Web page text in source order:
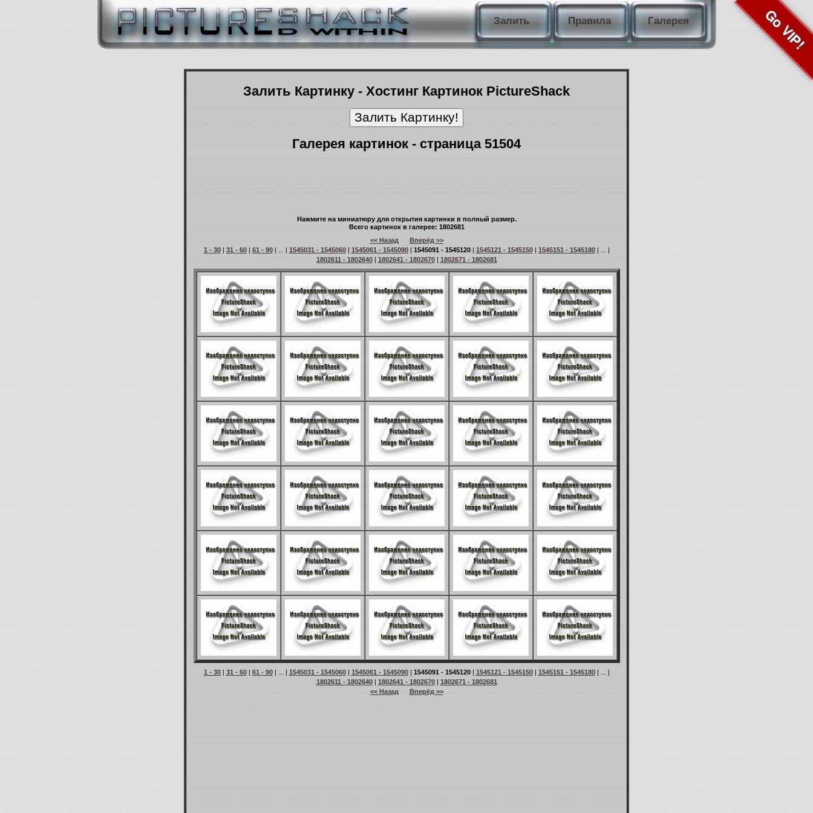
Залить Правила Галерея Go VIP!
Залить Картинку - Хостинг Картинок PictureShack
Галерея картинок - страница 51504
Нажмите на миниатюру для открытия картинки в полный размер.
Всего картинок в галерее: 1802681
<< Назад
Вперёд >>
1 - 30| 31 - 60| 61 - 90| ... | 1545031 - 1545060| 1545061 - 1545090| 1545091 - 1545120| 1545121 - 1545150| 1545151 - 1545180| ... |
1802611 - 1802640| 1802641 - 1802670| 1802671 - 1802681
1 - 30| 31 - 60| 61 - 90| ... | 1545031 - 1545060| 1545061 - 1545090| 1545091 - 1545120| 1545121 - 1545150| 1545151 - 1545180| ... |
1802611 - 1802640| 1802641 - 1802670| 1802671 - 1802681
<< Назад
Вперёд >>